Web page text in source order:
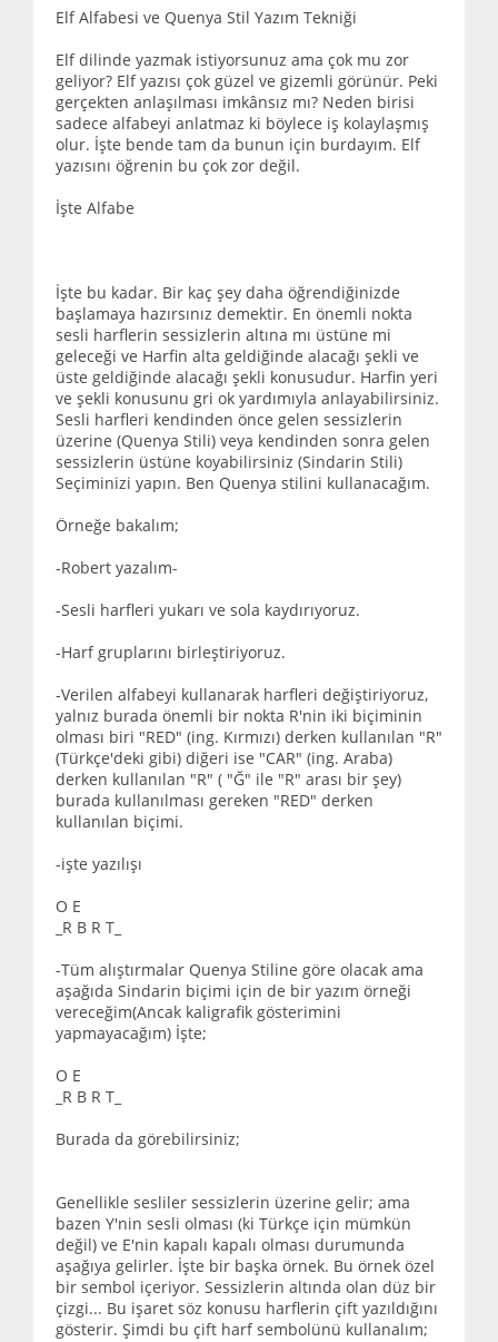
Elf Alfabesi ve Quenya Stil Yazım Tekniği
Elf dilinde yazmak istiyorsunuz ama çok mu zor
geliyor? Elf yazısı çok güzel ve gizemli görünür. Peki
gerçekten anlaşılması imkânsız mı? Neden birisi
sadece alfabeyi anlatmaz ki böylece iş kolaylaşmış
olur. İşte bende tam da bunun için burdayım. Elf
yazısını öğrenin bu çok zor değil.
İşte Alfabe
İşte bu kadar. Bir kaç şey daha öğrendiğinizde
başlamaya hazırsınız demektir. En önemli nokta
sesli harflerin sessizlerin altına mı üstüne mi
geleceği ve Harfin alta geldiğinde alacağı şekli ve
üste geldiğinde alacağı şekli konusudur. Harfin yeri
ve şekli konusunu gri ok yardımıyla anlayabilirsiniz.
Sesli harfleri kendinden önce gelen sessizlerin
üzerine (Quenya Stili) veya kendinden sonra gelen
sessizlerin üstüne koyabilirsiniz (Sindarin Stili)
Seçiminizi yapın. Ben Quenya stilini kullanacağım.
Örneğe bakalım;
-Robert yazalım-
-Sesli harfleri yukarı ve sola kaydırıyoruz.
-Harf gruplarını birleştiriyoruz.
-Verilen alfabeyi kullanarak harfleri değiştiriyoruz,
yalnız burada önemli bir nokta R'nin iki biçiminin
olması biri "RED" (ing. Kırmızı) derken kullanılan "R"
(Türkçe'deki gibi) diğeri ise "CAR" (ing. Araba)
derken kullanılan "R" ( "Ğ" ile "R" arası bir şey)
burada kullanılması gereken "RED" derken
kullanılan biçimi.
-işte yazılışı
O E
_R B R T_
-Tüm alıştırmalar Quenya Stiline göre olacak ama
aşağıda Sindarin biçimi için de bir yazım örneği
vereceğim(Ancak kaligrafik gösterimini
yapmayacağım) İşte;
O E
_R B R T_
Burada da görebilirsiniz;
Genellikle sesliler sessizlerin üzerine gelir; ama
bazen Y'nin sesli olması (ki Türkçe için mümkün
değil) ve E'nin kapalı kapalı olması durumunda
aşağıya gelirler. İşte bir başka örnek. Bu örnek özel
bir sembol içeriyor. Sessizlerin altında olan düz bir
çizgi... Bu işaret söz konusu harflerin çift yazıldığını
gösterir. Şimdi bu çift harf sembolünü kullanalım;